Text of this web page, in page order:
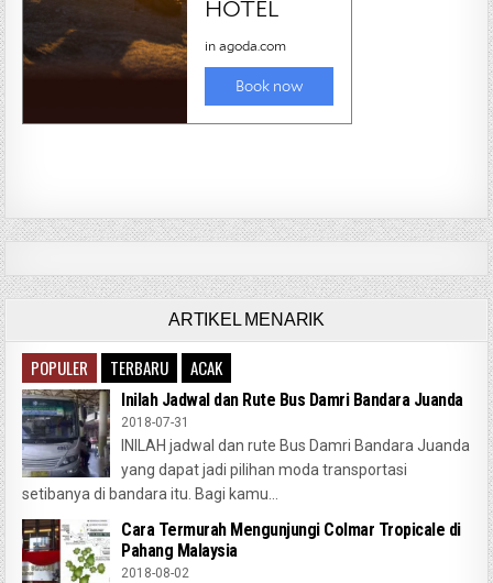
ARTIKEL MENARIK
POPULER TERBARU ACAK
Inilah Jadwal dan Rute Bus Damri Bandara Juanda
2018-07-31
INILAH jadwal dan rute Bus Damri Bandara Juanda
yang dapat jadi pilihan moda transportasi
setibanya di bandara itu. Bagi kamu...
Cara Termurah Mengunjungi Colmar Tropicale di
Pahang Malaysia
2018-08-02